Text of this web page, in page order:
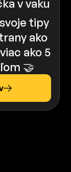
v vaku
tipy
ako
ako 5
🤝